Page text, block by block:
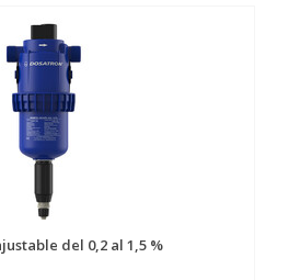
del 0,2 al 1,5 %